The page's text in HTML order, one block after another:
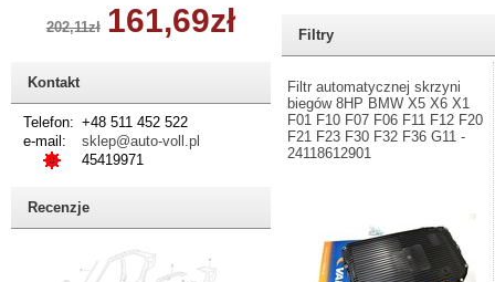
202,11zł 161,69zł
Kontakt
Telefon: +48 511 452 522
e-mail:
sklep@auto-voll.pl
45419971
Recenzje
Filtry
Filtr automatycznej skrzyni
biegów 8HP BMW X5 X6 X1
F01 F10 F07 F06 F11 F12 F20
F21 F23 F30 F32 F36 G11 -
24118612901